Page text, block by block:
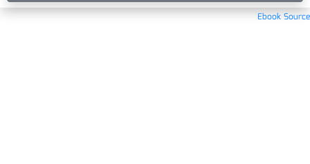
Ebook Source